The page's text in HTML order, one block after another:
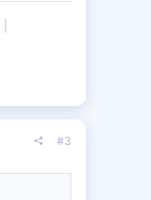
#3